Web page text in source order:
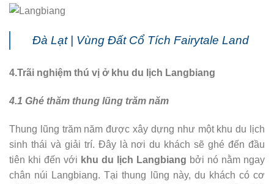
Đà Lạt | Vùng Đất Cổ Tích Fairytale Land
4.Trãi nghiệm thú vị ở khu du lịch Langbiang
4.1 Ghé thăm thung lũng trăm năm
Thung lũng trăm năm được xây dựng như một khu du lịch
sinh thái và giải trí. Đây là nơi du khách sẽ ghé đến đầu
tiên khi đến với khu du lịch Langbiang bởi nó nằm ngay
chân núi Langbiang. Tại thung lũng này, du khách có cơ